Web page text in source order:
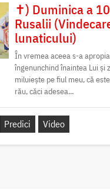
✝) Duminica a
Rusalii
lunaticului)
În vremea aceea s-a
îngenunchind înaintea Lui și
miluiește pe fiul meu, că
rău, căci adesea...
Predici Video